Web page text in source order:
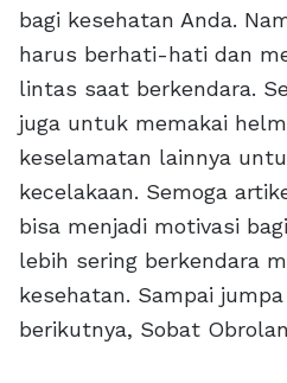
bagi kesehatan Anda.
harus berhati-hati dan
lintas saat berkendara.
juga untuk memakai
keselamatan lainnya
kecelakaan. Semoga
bisa menjadi motivasi
lebih sering berkendara
kesehatan. Sampai
berikutnya, Sobat